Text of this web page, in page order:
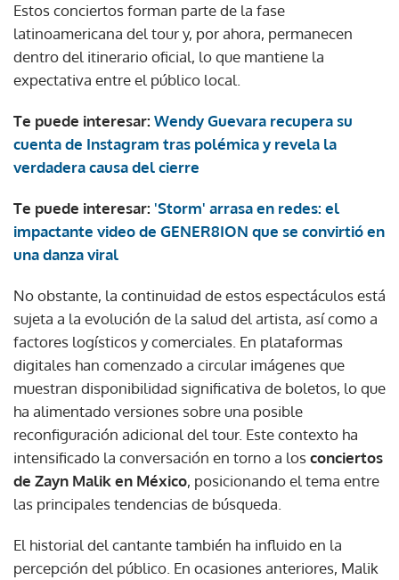
Estos conciertos forman parte de la fase
latinoamericana del tour y, por ahora, permanecen
dentro del itinerario oficial, lo que mantiene la
expectativa entre el público local.
Te puede interesar: Wendy Guevara recupera su
cuenta de Instagram tras polémica y revela la
verdadera causa del cierre
Te puede interesar: 'Storm' arrasa en redes: el
impactante video de GENER8ION que se convirtió en
una danza viral
No obstante, la continuidad de estos espectáculos está
sujeta a la evolución de la salud del artista, así como a
factores logísticos y comerciales. En plataformas
digitales han comenzado a circular imágenes que
muestran disponibilidad significativa de boletos, lo que
ha alimentado versiones sobre una posible
reconfiguración adicional del tour. Este contexto ha
intensificado la conversación en torno a losconciertos
de Zayn Malik en México, posicionando el tema entre
las principales tendencias de búsqueda.
El historial del cantante también ha influido en la
percepción del público. En ocasiones anteriores, Malik